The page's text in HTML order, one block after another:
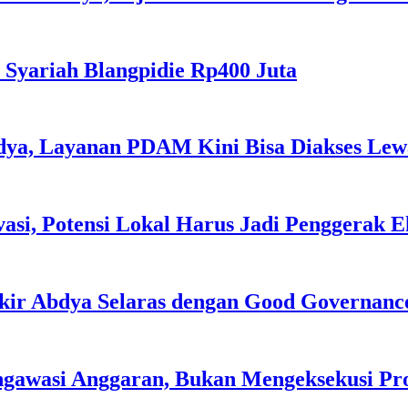
Blangpidie Rp400 Juta
Layanan PDAM Kini Bisa Diakses
Potensi Lokal Harus Jadi Penggerak
Abdya Selaras dengan Good
Anggaran, Bukan Mengeksekusi